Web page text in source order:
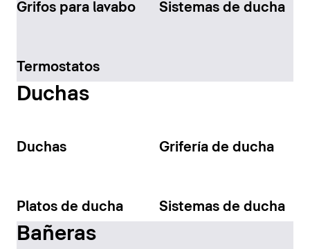
Grifos para lavabo Sistemas de ducha
Termostatos
Duchas
Duchas Grifería de ducha
Platos de ducha Sistemas de ducha
Bañeras